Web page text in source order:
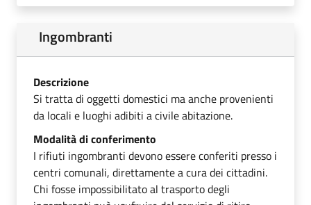
Ingombranti
Descrizione
Si tratta di oggetti domestici ma anche provenienti
da locali e luoghi adibiti a civile abitazione.
Modalità di conferimento
I rifiuti ingombranti devono essere conferiti presso i
centri comunali, direttamente a cura dei cittadini.
Chi fosse impossibilitato al trasporto degli